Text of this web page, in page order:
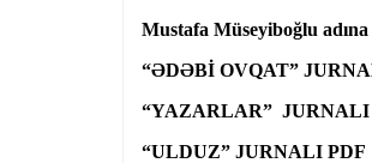
Mustafa Müseyiboğlu
“ƏDƏBİ OVQAT”
“YAZARLAR” JURNALI
“ULDUZ” JURNALI PDF